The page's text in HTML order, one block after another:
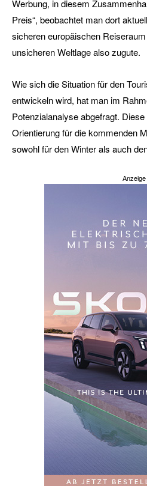
Werbung, in diesem
Preis“, beobachtet man dort
sicheren europäischen
unsicheren Weltlage also zugute.
Wie sich die Situation für den
entwickeln wird, hat man im
Potenzialanalyse abgefragt.
Orientierung für die kommenden
sowohl für den Winter als auch
Anzeige